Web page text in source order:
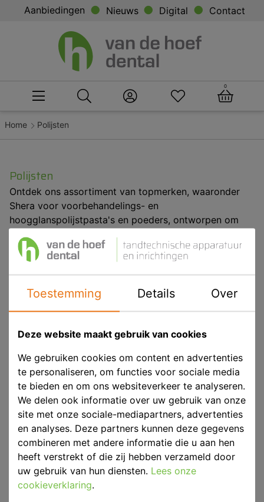
Aanbiedingen Nieuws Digital Contact
0
Home Polijsten
Polijsten
Ontdek ons assortiment van topmerken, waaronder
Shera voor voorbehandelings- en
hoogglanspolijstpasta's en poeders, ontworpen om
aan al uw polijstbehoeften te voldoen. Of u nu werkt
met legeringen, keramiek, composieten of
kunststoffen, deze producten leveren verbluffende
resultaten. Met deze geavanceerde polijstpasta's
bereikt u een briljante hoogglans in een mum van tijd,
zorgen voor een perfecte hoogglans en verwijderen
vandaag nog deze producten en laat uw prothese
schitteren als nooit tevoren!
Pasta Vloeistof
Puimsteenpoeder
Toestemming Details Over
Deze website maakt gebruik van cookies
We gebruiken cookies om content en advertenties
te personaliseren, om functies voor sociale media
te bieden en om ons websiteverkeer te analyseren.
We delen ook informatie over uw gebruik van onze
site met onze sociale-mediapartners, advertenties
en analyses. Deze partners kunnen deze gegevens
combineren met andere informatie die u aan hen
heeft verstrekt of die zij hebben verzameld door
uw gebruik van hun diensten. Lees onze
cookieverklaring.